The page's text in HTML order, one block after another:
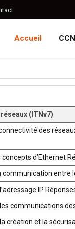
Accueil
(ITNv7)
des
d’Ethernet
communication entre
IP
communications
création et la